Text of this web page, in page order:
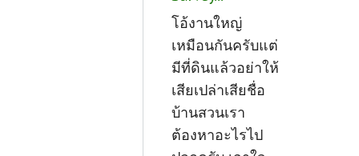
โอ้งานใหญ่
เหมือนกันครับแต่
มีที่ดินแล้วอย่าให้
เสียเปล่าเสียชื่อ
บ้านสวนเรา
ต้องหาอะไรไป